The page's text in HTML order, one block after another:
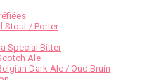
Stout / Porter
Special Bitter
Ale
Dark Ale / Oud Bruin